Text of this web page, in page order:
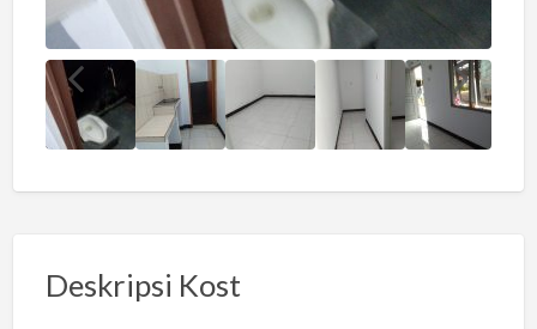
Deskripsi Kost